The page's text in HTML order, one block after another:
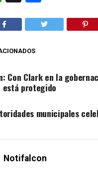
Con Clark en la
está protegido
municipales
Notifalcon